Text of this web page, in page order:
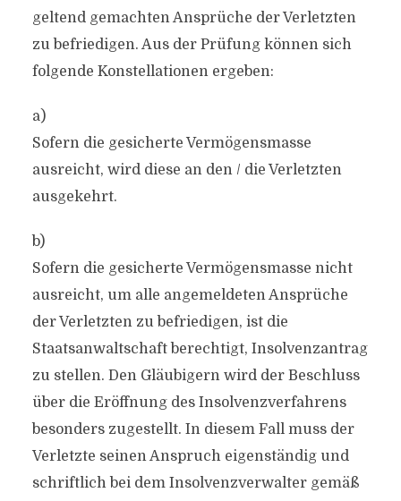
geltend gemachten Ansprüche der Verletzten
zu befriedigen. Aus der Prüfung können sich
folgende Konstellationen ergeben:
a)
Sofern die gesicherte Vermögensmasse
ausreicht, wird diese an den / die Verletzten
ausgekehrt.
b)
Sofern die gesicherte Vermögensmasse nicht
ausreicht, um alle angemeldeten Ansprüche
der Verletzten zu befriedigen, ist die
Staatsanwaltschaft berechtigt, Insolvenzantrag
zu stellen. Den Gläubigern wird der Beschluss
über die Eröffnung des Insolvenzverfahrens
besonders zugestellt. In diesem Fall muss der
Verletzte seinen Anspruch eigenständig und
schriftlich bei dem Insolvenzverwalter gemäß